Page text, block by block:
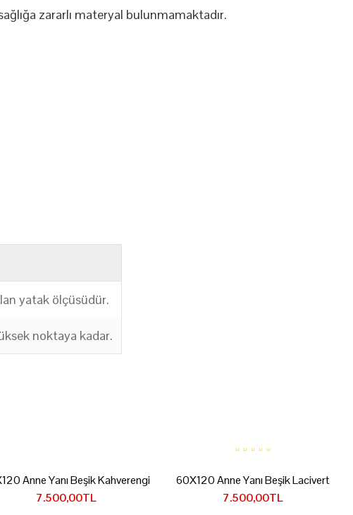
zararlı materyal bulunmamaktadır.
yatak ölçüsüdür.
noktaya kadar.
Anne Yanı Beşik Kahverengi
7.500,00TL
60X120 Anne Yanı Beşik Lacivert
7.500,00TL